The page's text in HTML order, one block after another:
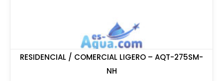
RESIDENCIAL / COMERCIAL LIGERO – AQT-275SM-
NH